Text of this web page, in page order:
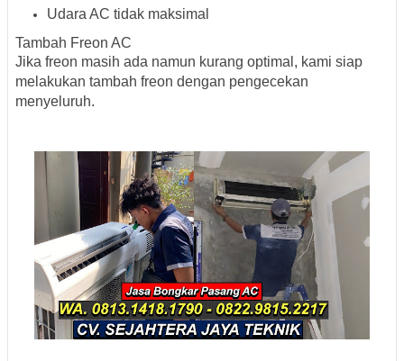
Udara AC tidak maksimal
Tambah Freon AC
Jika freon masih ada namun kurang optimal, kami siap
melakukan tambah freon dengan pengecekan
menyeluruh.